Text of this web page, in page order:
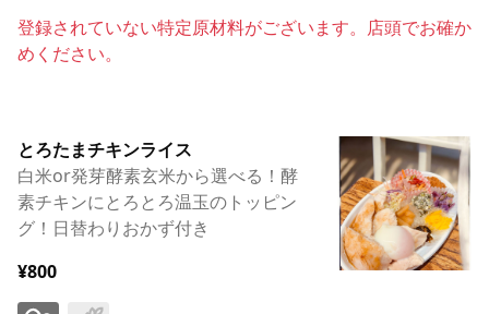
登録されていない特定原材料がございます。店頭でお確か
めください。
とろたまチキンライス
白米or発芽酵素玄米から選べる！酵
素チキンにとろとろ温玉のトッピン
グ！日替わりおかず付き
¥800